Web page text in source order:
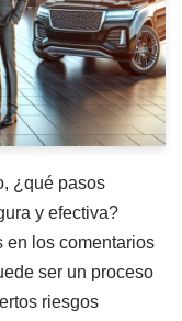
¿qué pasos
y efectiva?
en los comentarios
ser un proceso
riesgos